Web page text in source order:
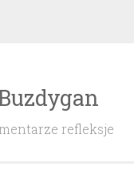
refleksje